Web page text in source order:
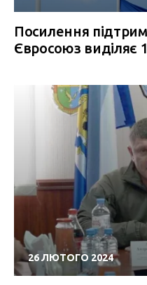
Посилення
Євросоюз виділяє
26 ЛЮТОГО 2024